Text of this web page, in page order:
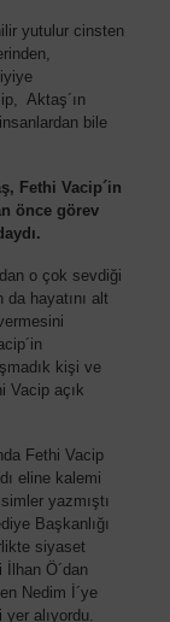
yutulur cinsten
Aktaş´ın
bile
Fethi Vacip´in
önce görev
o çok sevdiği
hayatını alt
kişi ve
Vacip açık
Fethi Vacip
eline kalemi
yazmıştı
Başkanlığı
siyaset
İlhan Ö´dan
Nedim İ´ye
alıyordu.